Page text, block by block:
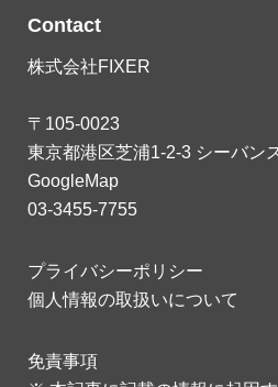
Contact
株式会社FIXER
〒105-0023
東京都港区芝浦1-2-3 シーバン
GoogleMap
03-3455-7755
プライバシーポリシー
個人情報の取扱いについて
免責事項